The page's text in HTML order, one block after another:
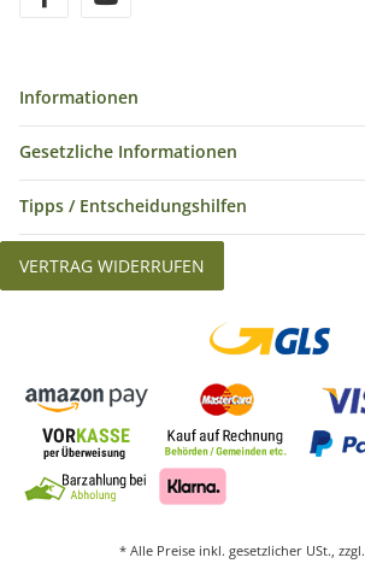
Informationen
Gesetzliche Informationen
Tipps / Entscheidungshilfen
VERTRAG WIDERRUFEN
* Alle Preise inkl. gesetzlicher USt., zzgl.